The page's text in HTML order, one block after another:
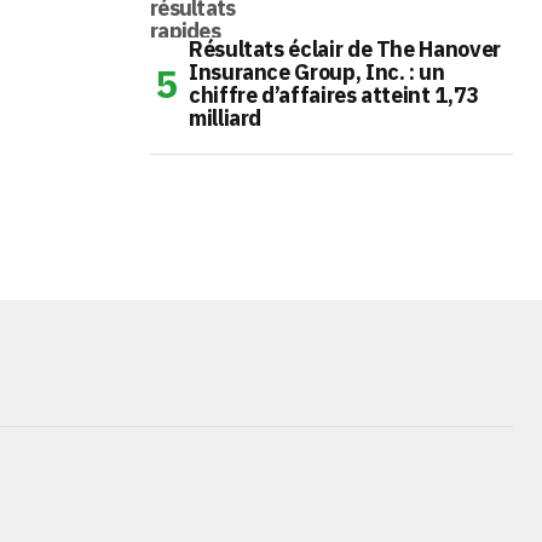
Résultats éclair de The Hanover
Insurance Group, Inc. : un
chiffre d’affaires atteint 1,73
milliard